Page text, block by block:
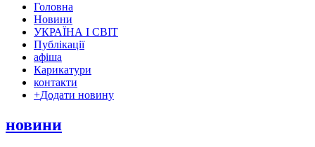
Головна
Новини
УКРАЇНА І СВІТ
Публікації
афіша
Карикатури
контакти
+Додати новину
новини